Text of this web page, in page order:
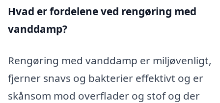
Hvad er fordelene ved rengøring med
vanddamp?
Rengøring med vanddamp er miljøvenligt,
fjerner snavs og bakterier effektivt og er
skånsom mod overflader og stof og der